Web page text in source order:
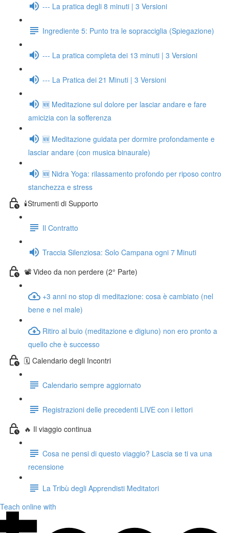
--- La pratica degli 8 minuti | 3 Versioni
Ingrediente 5: Punto tra le sopracciglia (Spiegazione)
--- La pratica completa dei 13 minuti | 3 Versioni
--- La Pratica dei 21 Minuti | 3 Versioni
🆕 Meditazione sul dolore per lasciar andare e fare
amicizia con la sofferenza
🆕 Meditazione guidata per dormire profondamente e
lasciar andare (con musica binaurale)
🆕 Nidra Yoga: rilassamento profondo per riposo contro
stanchezza e stress
🕯️Strumenti di Supporto
Il Contratto
Traccia Silenziosa: Solo Campana ogni 7 Minuti
📽️ Video da non perdere (2° Parte)
+3 anni no stop di meditazione: cosa è cambiato (nel
bene e nel male)
Ritiro al buio (meditazione e digiuno) non ero pronto a
quello che è successo
🗓️ Calendario degli Incontri
Calendario sempre aggiornato
Registrazioni delle precedenti LIVE con i lettori
🔥 Il viaggio continua
Cosa ne pensi di questo viaggio? Lascia se ti va una
recensione
La Tribù degli Apprendisti Meditatori
Teach online with